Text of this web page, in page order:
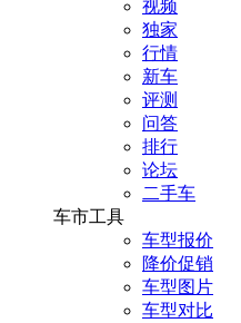
视频
独家
行情
新车
评测
问答
排行
论坛
二手车
车市工具
车型报价
降价促销
车型图片
车型对比